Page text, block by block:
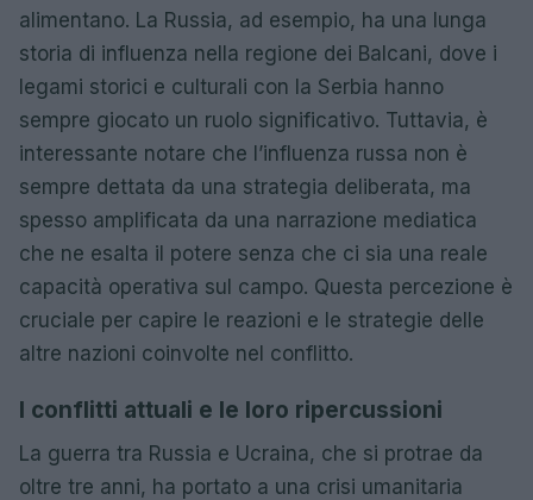
alimentano. La Russia, ad esempio, ha una lunga
storia di influenza nella regione dei Balcani, dove i
legami storici e culturali con la Serbia hanno
sempre giocato un ruolo significativo. Tuttavia, è
interessante notare che l’influenza russa non è
sempre dettata da una strategia deliberata, ma
spesso amplificata da una narrazione mediatica
che ne esalta il potere senza che ci sia una reale
capacità operativa sul campo. Questa percezione è
cruciale per capire le reazioni e le strategie delle
altre nazioni coinvolte nel conflitto.
I conflitti attuali e le loro ripercussioni
La guerra tra Russia e Ucraina, che si protrae da
oltre tre anni, ha portato a una crisi umanitaria